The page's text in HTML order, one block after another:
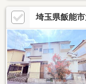
埼玉県飯能